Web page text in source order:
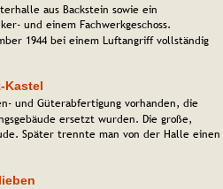
aus Backstein sowie ein
und einem Fachwerkgeschoss.
1944 bei einem Luftangriff vollständig
Kastel
und Güterabfertigung vorhanden, die
ersetzt wurden. Die große,
Später trennte man von der Halle einen